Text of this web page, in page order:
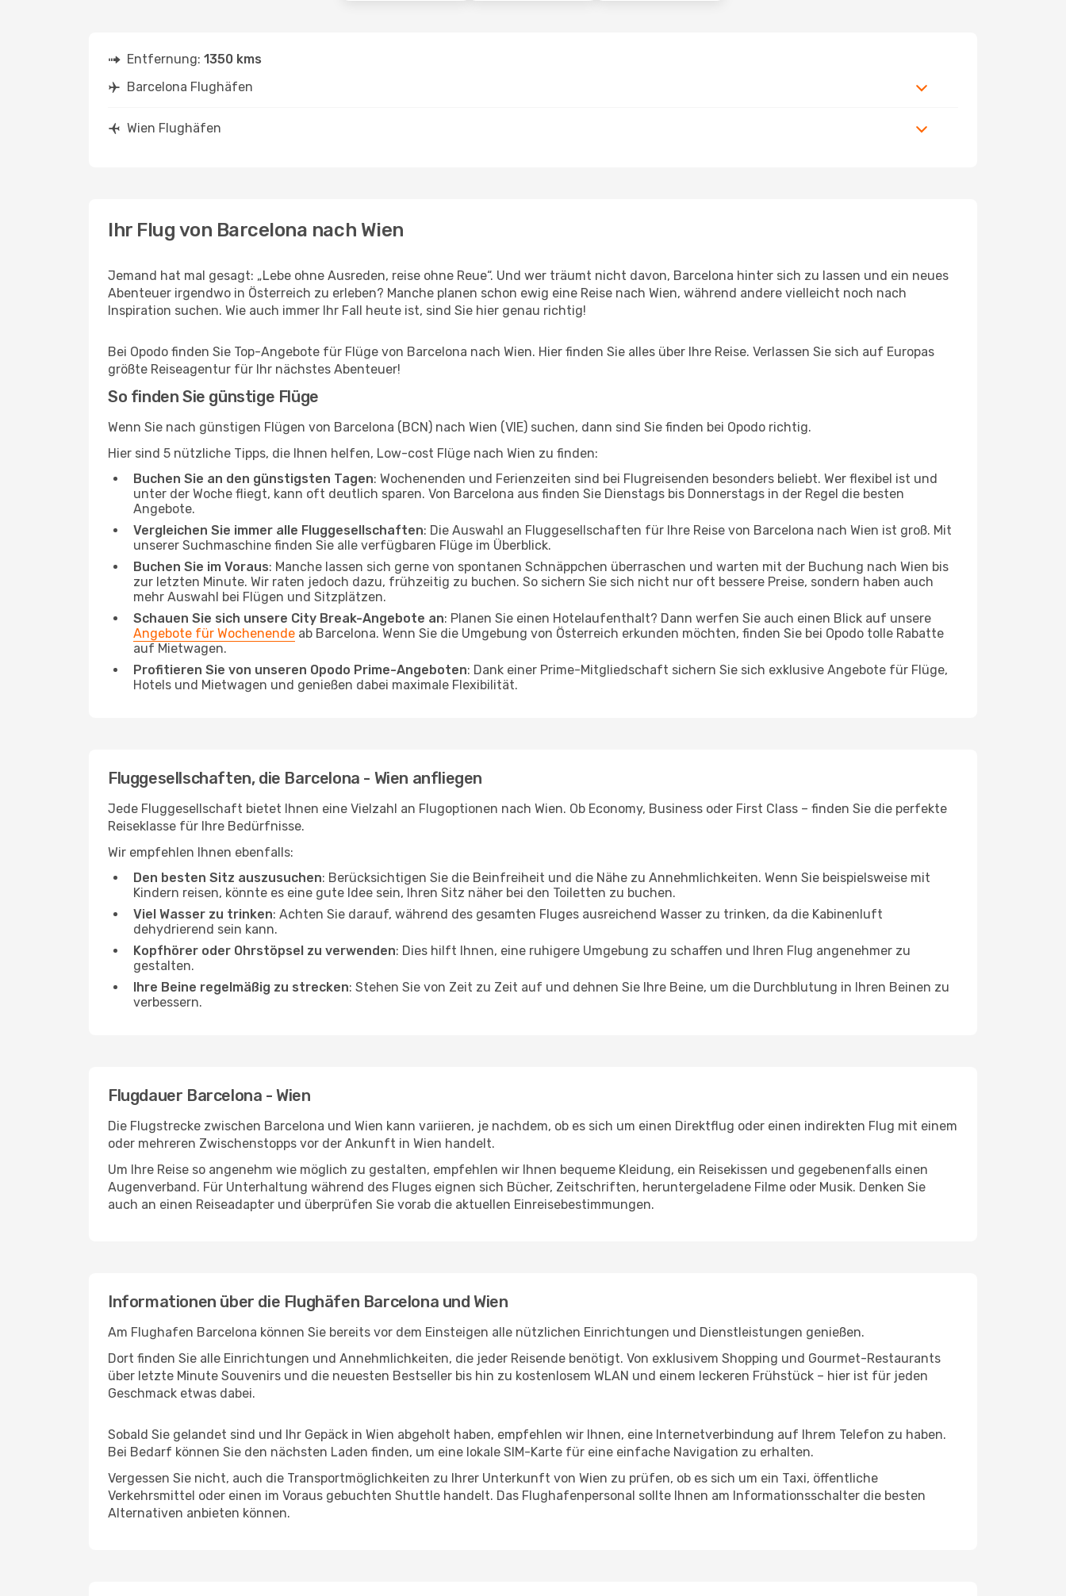
Entfernung: 1350 kms
Barcelona Flughäfen
Wien Flughäfen
Ihr Flug von Barcelona nach Wien
Jemand hat mal gesagt: „Lebe ohne Ausreden, reise ohne Reue“. Und wer träumt nicht davon, Barcelona hinter sich zu lassen und ein neues
Abenteuer irgendwo in Österreich zu erleben? Manche planen schon ewig eine Reise nach Wien, während andere vielleicht noch nach
Inspiration suchen. Wie auch immer Ihr Fall heute ist, sind Sie hier genau richtig!
Bei Opodo finden Sie Top-Angebote für Flüge von Barcelona nach Wien. Hier finden Sie alles über Ihre Reise. Verlassen Sie sich auf Europas
größte Reiseagentur für Ihr nächstes Abenteuer!
So finden Sie günstige Flüge
Wenn Sie nach günstigen Flügen von Barcelona (BCN) nach Wien (VIE) suchen, dann sind Sie finden bei Opodo richtig.
Hier sind 5 nützliche Tipps, die Ihnen helfen, Low-cost Flüge nach Wien zu finden:
Buchen Sie an den günstigsten Tagen: Wochenenden und Ferienzeiten sind bei Flugreisenden besonders beliebt. Wer flexibel ist und
unter der Woche fliegt, kann oft deutlich sparen. Von Barcelona aus finden Sie Dienstags bis Donnerstags in der Regel die besten
Angebote.
Vergleichen Sie immer alle Fluggesellschaften: Die Auswahl an Fluggesellschaften für Ihre Reise von Barcelona nach Wien ist groß. Mit
unserer Suchmaschine finden Sie alle verfügbaren Flüge im Überblick.
Buchen Sie im Voraus: Manche lassen sich gerne von spontanen Schnäppchen überraschen und warten mit der Buchung nach Wien bis
zur letzten Minute. Wir raten jedoch dazu, frühzeitig zu buchen. So sichern Sie sich nicht nur oft bessere Preise, sondern haben auch
mehr Auswahl bei Flügen und Sitzplätzen.
Schauen Sie sich unsere City Break-Angebote an: Planen Sie einen Hotelaufenthalt? Dann werfen Sie auch einen Blick auf unsere
Angebote für Wochenende ab Barcelona. Wenn Sie die Umgebung von Österreich erkunden möchten, finden Sie bei Opodo tolle Rabatte
auf Mietwagen.
Profitieren Sie von unseren Opodo Prime-Angeboten: Dank einer Prime-Mitgliedschaft sichern Sie sich exklusive Angebote für Flüge,
Hotels und Mietwagen und genießen dabei maximale Flexibilität.
Fluggesellschaften, die Barcelona - Wien anfliegen
Jede Fluggesellschaft bietet Ihnen eine Vielzahl an Flugoptionen nach Wien. Ob Economy, Business oder First Class – finden Sie die perfekte
Reiseklasse für Ihre Bedürfnisse.
Wir empfehlen Ihnen ebenfalls:
Den besten Sitz auszusuchen: Berücksichtigen Sie die Beinfreiheit und die Nähe zu Annehmlichkeiten. Wenn Sie beispielsweise mit
Kindern reisen, könnte es eine gute Idee sein, Ihren Sitz näher bei den Toiletten zu buchen.
Viel Wasser zu trinken: Achten Sie darauf, während des gesamten Fluges ausreichend Wasser zu trinken, da die Kabinenluft
dehydrierend sein kann.
Kopfhörer oder Ohrstöpsel zu verwenden: Dies hilft Ihnen, eine ruhigere Umgebung zu schaffen und Ihren Flug angenehmer zu
gestalten.
Ihre Beine regelmäßig zu strecken: Stehen Sie von Zeit zu Zeit auf und dehnen Sie Ihre Beine, um die Durchblutung in Ihren Beinen zu
verbessern.
Flugdauer Barcelona - Wien
Die Flugstrecke zwischen Barcelona und Wien kann variieren, je nachdem, ob es sich um einen Direktflug oder einen indirekten Flug mit einem
oder mehreren Zwischenstopps vor der Ankunft in Wien handelt.
Um Ihre Reise so angenehm wie möglich zu gestalten, empfehlen wir Ihnen bequeme Kleidung, ein Reisekissen und gegebenenfalls einen
Augenverband. Für Unterhaltung während des Fluges eignen sich Bücher, Zeitschriften, heruntergeladene Filme oder Musik. Denken Sie
auch an einen Reiseadapter und überprüfen Sie vorab die aktuellen Einreisebestimmungen.
Informationen über die Flughäfen Barcelona und Wien
Am Flughafen Barcelona können Sie bereits vor dem Einsteigen alle nützlichen Einrichtungen und Dienstleistungen genießen.
Dort finden Sie alle Einrichtungen und Annehmlichkeiten, die jeder Reisende benötigt. Von exklusivem Shopping und Gourmet-Restaurants
über letzte Minute Souvenirs und die neuesten Bestseller bis hin zu kostenlosem WLAN und einem leckeren Frühstück – hier ist für jeden
Geschmack etwas dabei.
Sobald Sie gelandet sind und Ihr Gepäck in Wien abgeholt haben, empfehlen wir Ihnen, eine Internetverbindung auf Ihrem Telefon zu haben.
Bei Bedarf können Sie den nächsten Laden finden, um eine lokale SIM-Karte für eine einfache Navigation zu erhalten.
Vergessen Sie nicht, auch die Transportmöglichkeiten zu Ihrer Unterkunft von Wien zu prüfen, ob es sich um ein Taxi, öffentliche
Verkehrsmittel oder einen im Voraus gebuchten Shuttle handelt. Das Flughafenpersonal sollte Ihnen am Informationsschalter die besten
Alternativen anbieten können.